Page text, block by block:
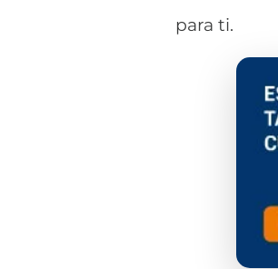
para ti.